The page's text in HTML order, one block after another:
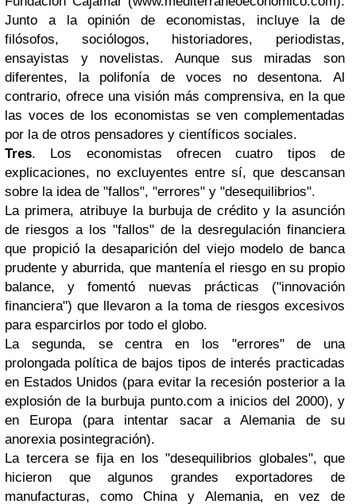
Junto a la opinión de economistas, incluye la de
filósofos, sociólogos, historiadores, periodistas,
ensayistas y novelistas. Aunque sus miradas son
diferentes, la polifonía de voces no desentona. Al
contrario, ofrece una visión más comprensiva, en la que
las voces de los economistas se ven complementadas
por la de otros pensadores y científicos sociales.
Tres. Los economistas ofrecen cuatro tipos de
explicaciones, no excluyentes entre sí, que descansan
sobre la idea de "fallos", "errores" y "desequilibrios".
La primera, atribuye la burbuja de crédito y la asunción
de riesgos a los "fallos" de la desregulación financiera
que propició la desaparición del viejo modelo de banca
prudente y aburrida, que mantenía el riesgo en su propio
balance, y fomentó nuevas prácticas ("innovación
financiera") que llevaron a la toma de riesgos excesivos
para esparcirlos por todo el globo.
La segunda, se centra en los "errores" de una
prolongada política de bajos tipos de interés practicadas
en Estados Unidos (para evitar la recesión posterior a la
explosión de la burbuja punto.com a inicios del 2000), y
en Europa (para intentar sacar a Alemania de su
anorexia posintegración).
La tercera se fija en los "desequilibrios globales", que
hicieron que algunos grandes exportadores de
manufacturas, como China y Alemania, en vez de